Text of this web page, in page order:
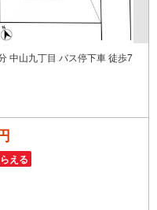
中山九丁目 バス停下車 徒歩7
える